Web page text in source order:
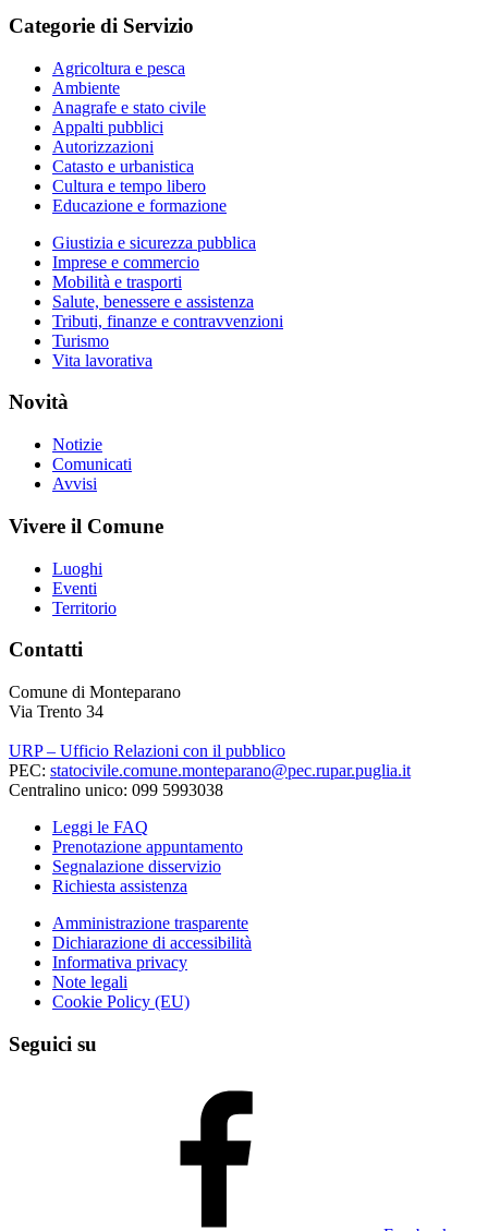
Categorie di Servizio
Agricoltura e pesca
Ambiente
Anagrafe e stato civile
Appalti pubblici
Autorizzazioni
Catasto e urbanistica
Cultura e tempo libero
Educazione e formazione
Giustizia e sicurezza pubblica
Imprese e commercio
Mobilità e trasporti
Salute, benessere e assistenza
Tributi, finanze e contravvenzioni
Turismo
Vita lavorativa
Novità
Notizie
Comunicati
Avvisi
Vivere il Comune
Luoghi
Eventi
Territorio
Contatti
Comune di Monteparano
Via Trento 34
URP – Ufficio Relazioni con il pubblico
PEC: statocivile.comune.monteparano@pec.rupar.puglia.it
Centralino unico: 099 5993038
Leggi le FAQ
Prenotazione appuntamento
Segnalazione disservizio
Richiesta assistenza
Amministrazione trasparente
Dichiarazione di accessibilità
Informativa privacy
Note legali
Cookie Policy (EU)
Seguici su